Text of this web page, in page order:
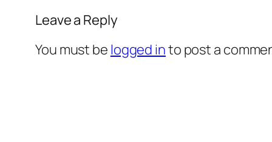
Leave a Reply
You must be logged into post a